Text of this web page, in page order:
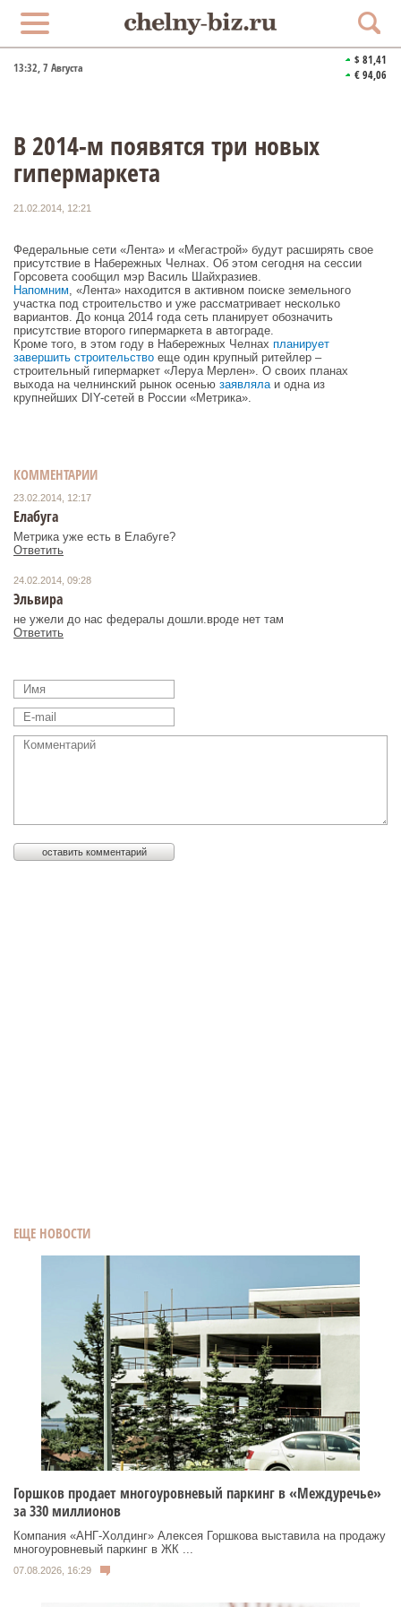
13:32, 7 Августа
$ 81,41
€ 94,06
ЕЩЕ НОВОСТИ
Горшков продает многоуровневый паркинг в «Междуречье»
за 330 миллионов
Компания «АНГ-Холдинг» Алексея Горшкова выставила на продажу
многоуровневый паркинг в ЖК ...
07.08.2026, 16:29
В 2014-м появятся три новых
гипермаркета
21.02.2014, 12:21
Федеральные сети «Лента» и «Мегастрой» будут расширять свое
присутствие в Набережных Челнах. Об этом сегодня на сессии
Горсовета сообщил мэр Василь Шайхразиев.
Напомним , «Лента» находится в активном поиске земельного
участка под строительство и уже рассматривает несколько
вариантов. До конца 2014 года сеть планирует обозначить
присутствие второго гипермаркета в автограде.
Кроме того, в этом году в Набережных Челнах планирует
завершить строительство еще один крупный ритейлер –
строительный гипермаркет «Леруа Мерлен». О своих планах
выхода на челнинский рынок осенью заявляла и одна из
крупнейших DIY-сетей в России «Метрика».
КОММЕНТАРИИ
23.02.2014, 12:17
Елабуга
Метрика уже есть в Елабуге?
Ответить
24.02.2014, 09:28
Эльвира
не ужели до нас федералы дошли.вроде нет там
Ответить